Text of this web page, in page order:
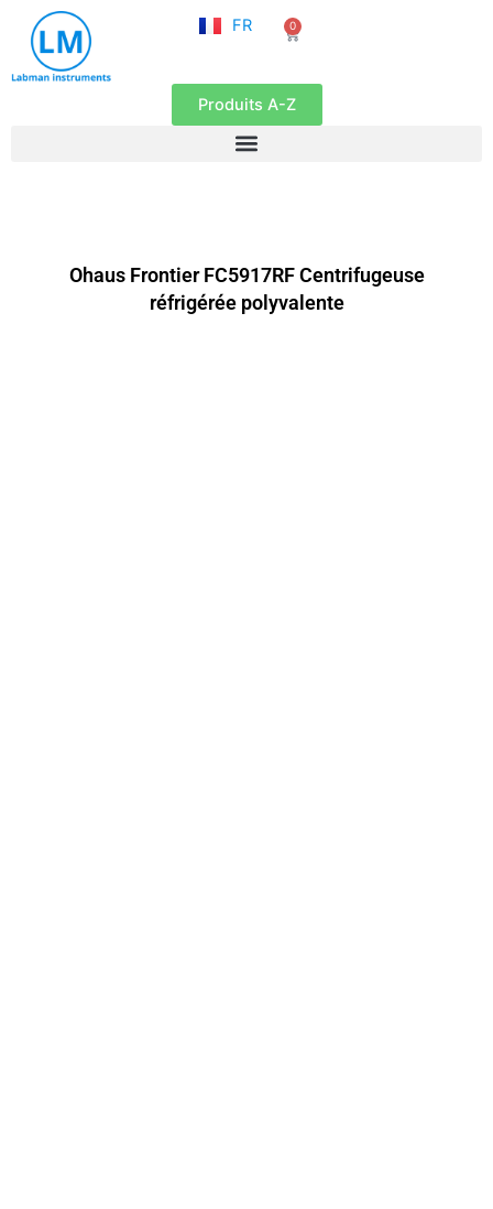
contenu
FR
EN
0
Panier
Produits A-Z
Ohaus Frontier FC5917RF Centrifugeuse
réfrigérée polyvalente